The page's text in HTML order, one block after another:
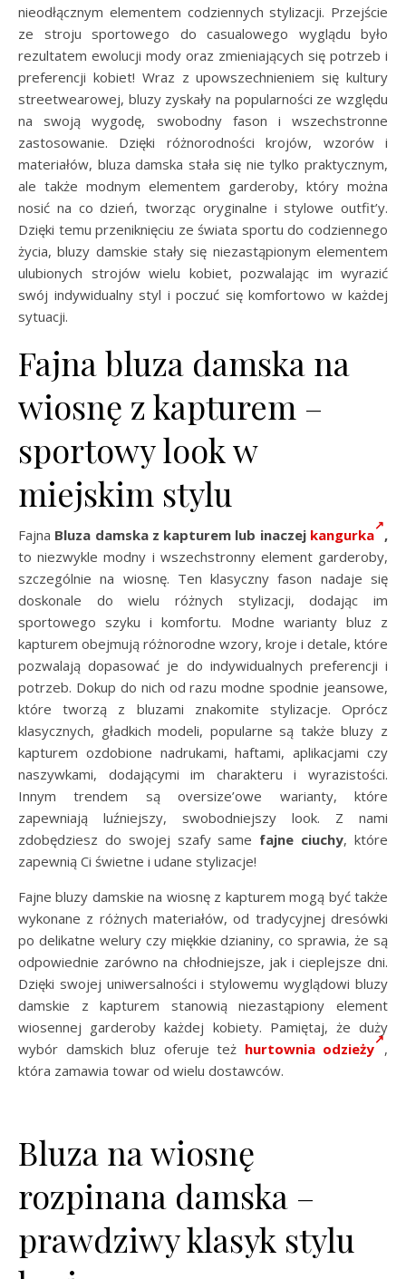
nieodłącznym elementem codziennych stylizacji. Przejście
ze stroju sportowego do casualowego wyglądu było
rezultatem ewolucji mody oraz zmieniających się potrzeb i
preferencji kobiet! Wraz z upowszechnieniem się kultury
streetwearowej, bluzy zyskały na popularności ze względu
na swoją wygodę, swobodny fason i wszechstronne
zastosowanie. Dzięki różnorodności krojów, wzorów i
materiałów, bluza damska stała się nie tylko praktycznym,
ale także modnym elementem garderoby, który można
nosić na co dzień, tworząc oryginalne i stylowe outfit’y.
Dzięki temu przeniknięciu ze świata sportu do codziennego
życia, bluzy damskie stały się niezastąpionym elementem
ulubionych strojów wielu kobiet, pozwalając im wyrazić
swój indywidualny styl i poczuć się komfortowo w każdej
sytuacji.
Fajna bluza damska na
wiosnę z kapturem –
sportowy look w
miejskim stylu
Fajna Bluza damska z kapturem lub inaczej kangurka ,
to niezwykle modny i wszechstronny element garderoby,
szczególnie na wiosnę. Ten klasyczny fason nadaje się
doskonale do wielu różnych stylizacji, dodając im
sportowego szyku i komfortu. Modne warianty bluz z
kapturem obejmują różnorodne wzory, kroje i detale, które
pozwalają dopasować je do indywidualnych preferencji i
potrzeb. Dokup do nich od razu modne spodnie jeansowe,
które tworzą z bluzami znakomite stylizacje. Oprócz
klasycznych, gładkich modeli, popularne są także bluzy z
kapturem ozdobione nadrukami, haftami, aplikacjami czy
naszywkami, dodającymi im charakteru i wyrazistości.
Innym trendem są oversize’owe warianty, które
zapewniają luźniejszy, swobodniejszy look. Z nami
zdobędziesz do swojej szafy same fajne ciuchy, które
zapewnią Ci świetne i udane stylizacje!
Fajne bluzy damskie na wiosnę z kapturem mogą być także
wykonane z różnych materiałów, od tradycyjnej dresówki
po delikatne welury czy miękkie dzianiny, co sprawia, że są
odpowiednie zarówno na chłodniejsze, jak i cieplejsze dni.
Dzięki swojej uniwersalności i stylowemu wyglądowi bluzy
damskie z kapturem stanowią niezastąpiony element
wiosennej garderoby każdej kobiety. Pamiętaj, że duży
wybór damskich bluz oferuje też hurtownia odzieży ,
która zamawia towar od wielu dostawców.
Bluza na wiosnę
rozpinana damska –
prawdziwy klasyk stylu